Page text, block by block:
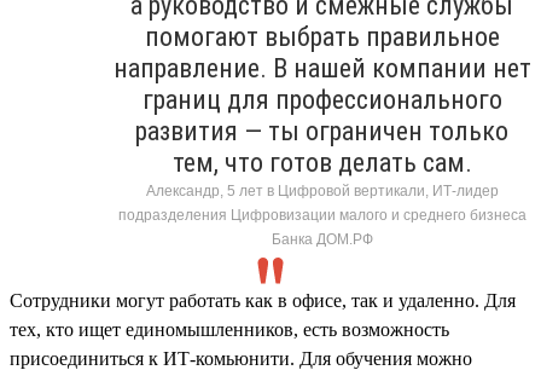
помогают выбрать правильное
направление. В нашей компании нет
границ для профессионального
развития — ты ограничен только
тем, что готов делать сам.
Александр, 5 лет в Цифровой вертикали, ИТ-лидер
подразделения Цифровизации малого и среднего бизнеса
Банка ДОМ.РФ
Сотрудники могут работать как в офисе, так и удаленно. Для
тех, кто ищет единомышленников, есть возможность
присоединиться к ИТ-комьюнити. Для обучения можно